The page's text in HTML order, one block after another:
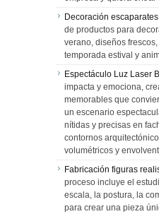
Decoración
de productos para
verano, diseños
temporada estival y
Espectáculo Luz Laser
impacta y emociona,
memorables que
un escenario
nítidas y precisas en
contornos
volumétricos y
Fabricación figuras
proceso incluye el
escala, la postura, la
para crear una pieza